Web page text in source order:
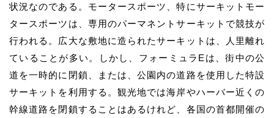
状況なのである。モータースポーツ、特にサーキットモー
タースポーツは、専用のパーマネントサーキットで競技が
行われる。広大な敷地に造られたサーキットは、人里離れ
ていることが多い。しかし、フォーミュラEは、街中の公
道を一時的に閉鎖、または、公園内の道路を使用した特設
サーキットを利用する。観光地では海岸やハーバー近くの
幹線道路を閉鎖することはあるけれど、各国の首都開催の